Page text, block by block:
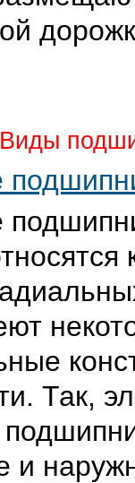
Виды
Так,
и